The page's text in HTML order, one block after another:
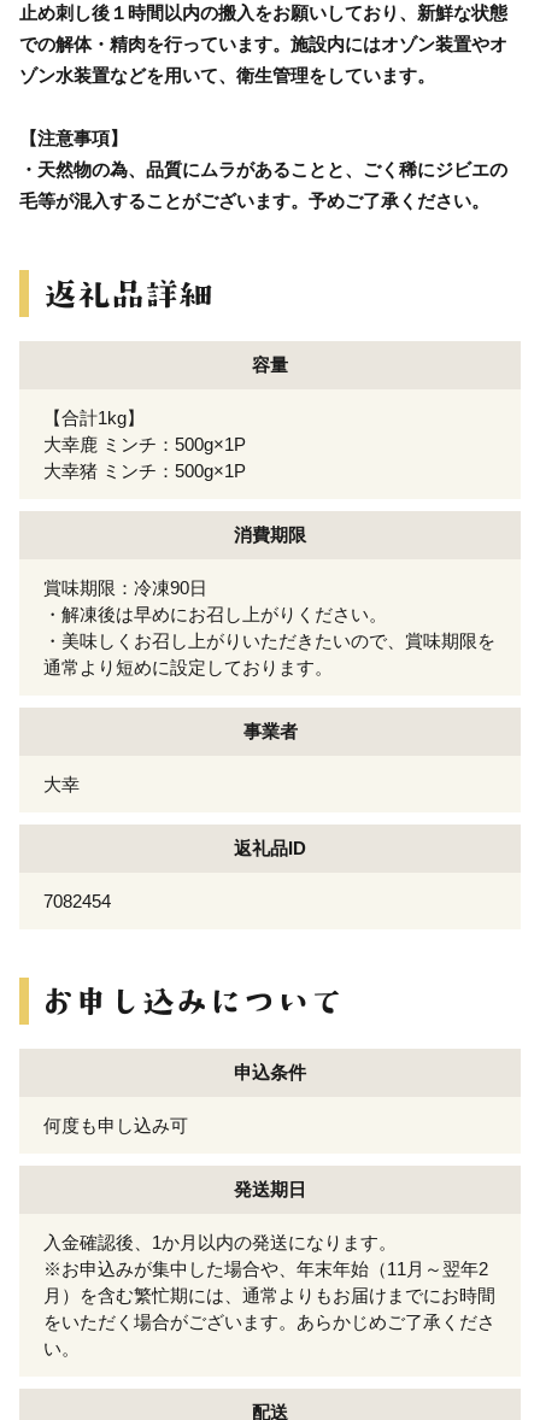
止め刺し後１時間以内の搬入をお願いしており、新鮮な状態
での解体・精肉を行っています。施設内にはオゾン装置やオ
ゾン水装置などを用いて、衛生管理をしています。
【注意事項】
・天然物の為、品質にムラがあることと、ごく稀にジビエの
毛等が混入することがございます。予めご了承ください。
容量
【合計1kg】
大幸鹿 ミンチ：500g×1P
大幸猪 ミンチ：500g×1P
消費期限
賞味期限：冷凍90日
・解凍後は早めにお召し上がりください。
・美味しくお召し上がりいただきたいので、賞味期限を
通常より短めに設定しております。
事業者
大幸
返礼品ID
7082454
申込条件
何度も申し込み可
発送期日
入金確認後、1か月以内の発送になります。
※お申込みが集中した場合や、年末年始（11月～翌年2
月）を含む繁忙期には、通常よりもお届けまでにお時間
をいただく場合がございます。あらかじめご了承くださ
い。
配送